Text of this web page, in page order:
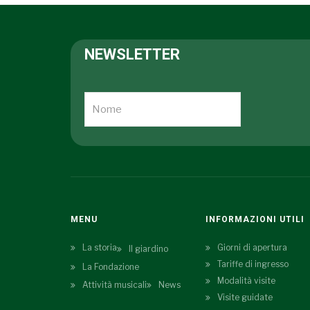
NEWSLETTER
MENU
La storia
Il giardino
La Fondazione
Attività musicali
News
INFORMAZIONI UTILI
Giorni di apertura
Tariffe di ingresso
Modalità visite
Visite guidate